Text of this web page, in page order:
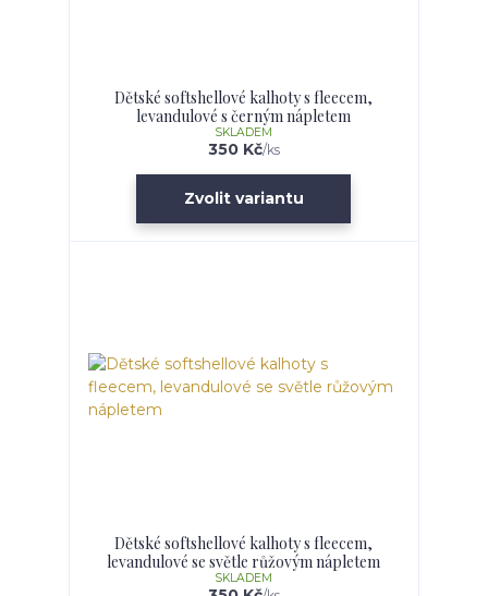
Dětské softshellové kalhoty s fleecem,
levandulové s černým nápletem
350 Kč/ks
SKLADEM
Zvolit variantu
Dětské softshellové kalhoty s fleecem,
levandulové se světle růžovým nápletem
SKLADEM